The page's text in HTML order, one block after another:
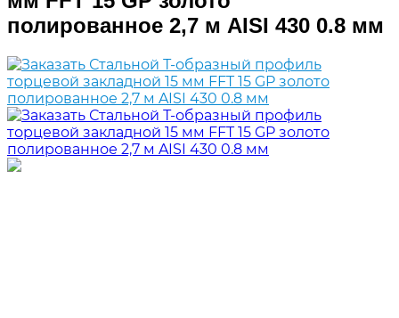
полированное 2,7 м AISI 430 0.8 мм